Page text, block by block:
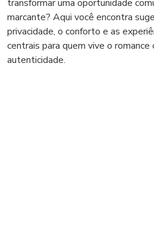
transformar uma oportunidade
marcante? Aqui você encontra
privacidade, o conforto e as
centrais para quem vive o
autenticidade.